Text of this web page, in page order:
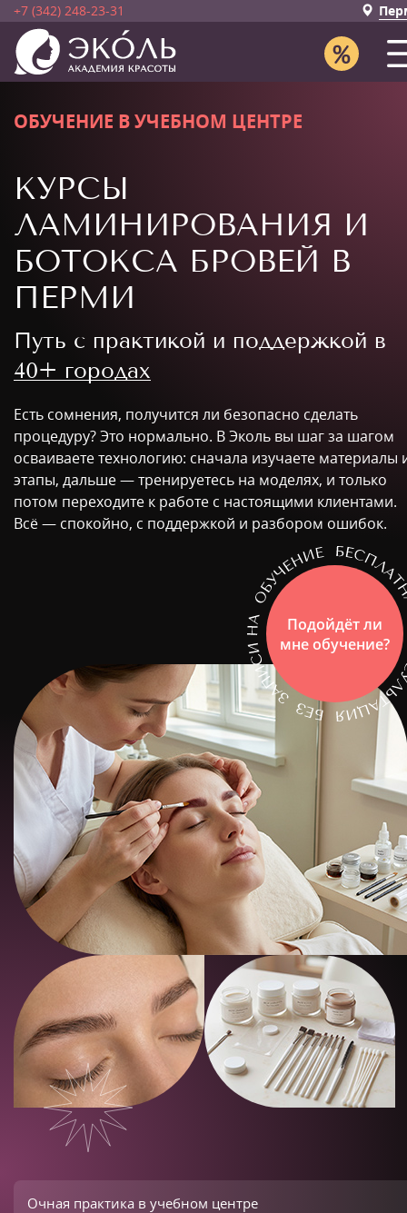
+7 (342) 248-23-31
ОБУЧЕНИЕ В УЧЕБНОМ ЦЕНТРЕ
КУРСЫ
ЛАМИНИРОВАНИЯ И
БОТОКСА БРОВЕЙ В
ПЕРМИ
Путь с практикой и поддержкой в
40+ городах
Есть сомнения, получится ли безопасно сделать
процедуру? Это нормально. В Эколь вы шаг за шагом
осваиваете технологию: сначала изучаете материалы
этапы, дальше — тренируетесь на моделях, и только
потом переходите к работе с настоящими клиентами.
Всё — спокойно, с поддержкой и разбором ошибок.
Подойдёт ли
мне обучение?
Очная практика в учебном центре